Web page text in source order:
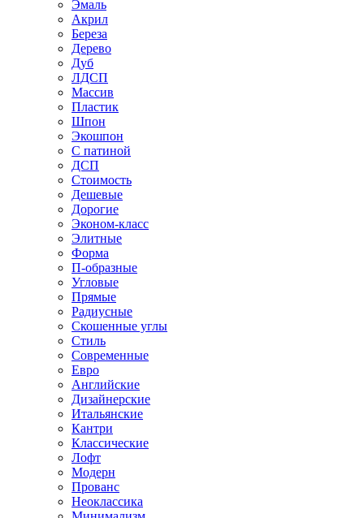
Эмаль
Акрил
Береза
Дерево
Дуб
ЛДСП
Массив
Пластик
Шпон
Экошпон
С патиной
ДСП
Стоимость
Дешевые
Дорогие
Эконом-класс
Элитные
Форма
П-образные
Угловые
Прямые
Радиусные
Скошенные углы
Стиль
Современные
Евро
Английские
Дизайнерские
Итальянские
Кантри
Классические
Лофт
Модерн
Прованс
Неоклассика